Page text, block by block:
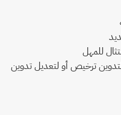
للمهل
ترخيص أو لتعديل تدوين